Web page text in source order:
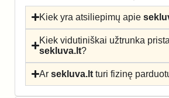
Kiek yra atsiliepimų apie
Kiek vidutiniškai užtrunka
sekluva.lt?
Arsekluva.lt turi fizinę